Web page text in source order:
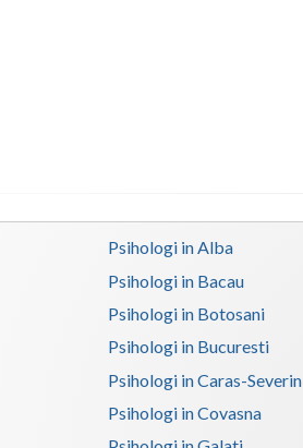
Psihologi in Alba
Psihologi in Bacau
Psihologi in Botosani
Psihologi in Bucuresti
Psihologi in Caras-Severin
Psihologi in Covasna